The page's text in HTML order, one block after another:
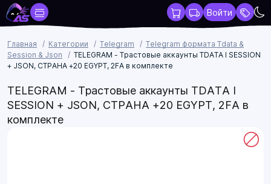
Войти
Главная Категории Telegram
Telegram формата Tdata &
Session & Json
TELEGRAM - Трастовые аккаунты TDATA I SESSION
+ JSON, СТРАНА +20 EGYPT, 2FA в комплекте
TELEGRAM - Трастовые аккаунты TDATA I
SESSION + JSON, СТРАНА +20 EGYPT, 2FA в
комплекте